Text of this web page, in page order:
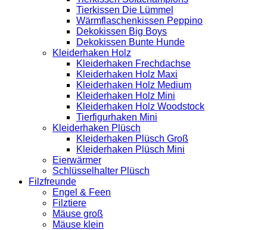
Tierkissen Die Lümmel
Wärmflaschenkissen Peppino
Dekokissen Big Boys
Dekokissen Bunte Hunde
Kleiderhaken Holz
Kleiderhaken Frechdachse
Kleiderhaken Holz Maxi
Kleiderhaken Holz Medium
Kleiderhaken Holz Mini
Kleiderhaken Holz Woodstock
Tierfigurhaken Mini
Kleiderhaken Plüsch
Kleiderhaken Plüsch Groß
Kleiderhaken Plüsch Mini
Eierwärmer
Schlüsselhalter Plüsch
Filzfreunde
Engel & Feen
Filztiere
Mäuse groß
Mäuse klein